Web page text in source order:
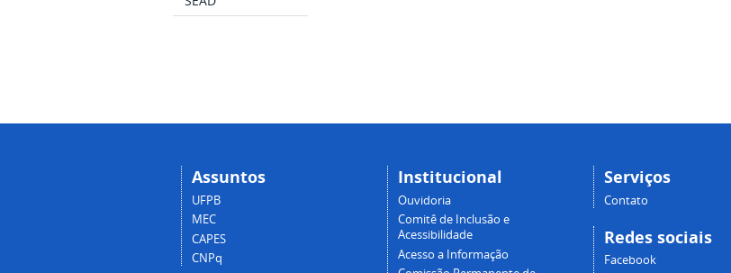
Assuntos
UFPB
MEC
CAPES
CNPq
Institucional
Ouvidoria
Comitê de Inclusão e
Acessibilidade
Acesso a Informação
Serviços
Contato
Redes sociais
Facebook